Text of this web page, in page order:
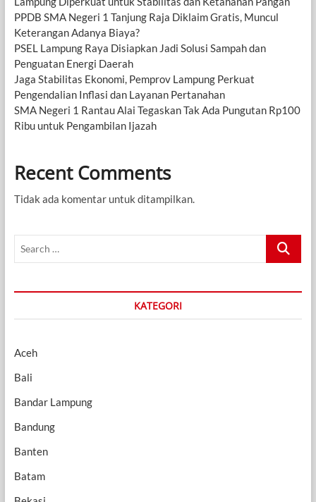
PPDB SMA Negeri 1 Tanjung Raja Diklaim Gratis, Muncul
Keterangan Adanya Biaya?
PSEL Lampung Raya Disiapkan Jadi Solusi Sampah dan
Penguatan Energi Daerah
Jaga Stabilitas Ekonomi, Pemprov Lampung Perkuat
Pengendalian Inflasi dan Layanan Pertanahan
SMA Negeri 1 Rantau Alai Tegaskan Tak Ada Pungutan Rp100
Ribu untuk Pengambilan Ijazah
Recent Comments
Tidak ada komentar untuk ditampilkan.
Search
KATEGORI
Aceh
Bali
Bandar Lampung
Bandung
Banten
Batam